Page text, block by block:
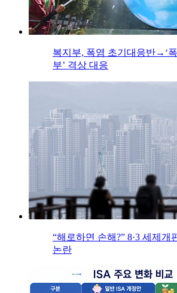
복지부, 폭염 초기대응반→‘
부’ 격상 대응
“해로하면 손해?” 8·3 세제개
논란